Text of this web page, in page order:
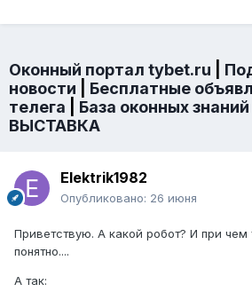
Оконный портал tybet.ru
новости
Бесплатные
телега
База оконных знаний
ВЫСТАВКА
Elektrik1982
Опубликовано: 26 июня
Приветствую. А какой робот? И при чем
понятно....
А так: